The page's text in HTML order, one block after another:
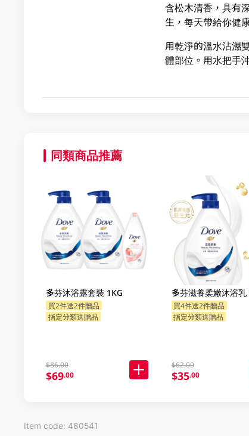
含松木清香，具有
生，每天帶給你健
用乾淨的溫水沾濕
體部位。用水把手
同類商品推薦
多芬沐浴露套裝 1KG
買2件送2件贈品
指定分類送贈品
$86.00
$69.00
多芬滋養柔嫩沐浴乳
買4件送2件贈品
指定分類送贈品
$62.00
$35.00
Item code: 480541